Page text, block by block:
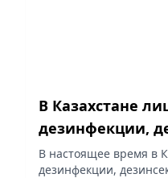
В Казахстане
дезинфекции,
дератизации
В настоящее время в
дезинфекции,